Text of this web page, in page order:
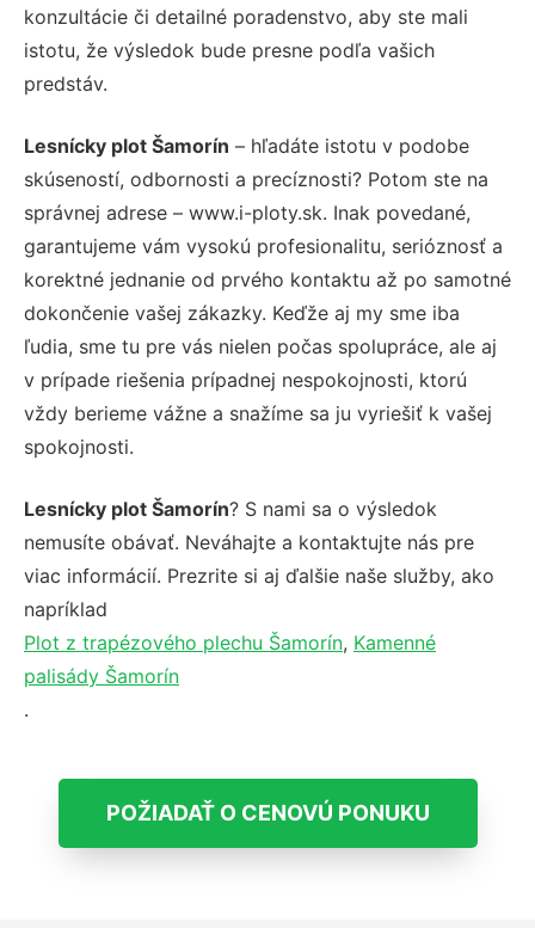
konzultácie či detailné poradenstvo, aby ste mali
istotu, že výsledok bude presne podľa vašich
predstáv.
Lesnícky plot Šamorín – hľadáte istotu v podobe
skúseností, odbornosti a precíznosti? Potom ste na
správnej adrese – www.i-ploty.sk. Inak povedané,
garantujeme vám vysokú profesionalitu, serióznosť a
korektné jednanie od prvého kontaktu až po samotné
dokončenie vašej zákazky. Keďže aj my sme iba
ľudia, sme tu pre vás nielen počas spolupráce, ale aj
v prípade riešenia prípadnej nespokojnosti, ktorú
vždy berieme vážne a snažíme sa ju vyriešiť k vašej
spokojnosti.
Lesnícky plot Šamorín? S nami sa o výsledok
nemusíte obávať. Neváhajte a kontaktujte nás pre
viac informácií. Prezrite si aj ďalšie naše služby, ako
napríklad
Plot z trapézového plechu Šamorín, Kamenné
palisády Šamorín
.
POŽIADAŤ O CENOVÚ PONUKU